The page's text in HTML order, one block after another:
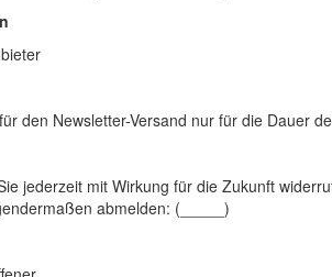
den Newsletter-Versand nur für die Dauer
jederzeit mit Wirkung für die Zukunft
abmelden: (_____)